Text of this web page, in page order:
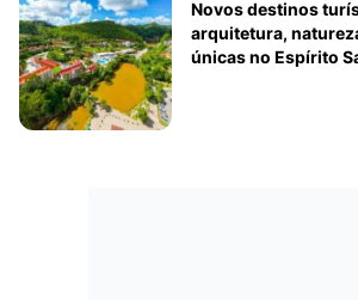
Novos destinos
arquitetura,
únicas no Espírito